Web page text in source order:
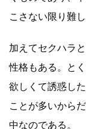
こさない限り難し
加えてセクハラ
性格もある。と
欲しくて誘惑し
ことが多いから
中なのである。